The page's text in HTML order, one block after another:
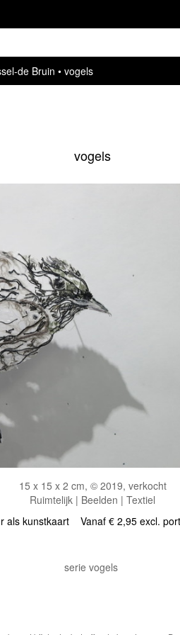
de Bruin
vogels
vogels
15 x 15 x 2 cm, © 2019, verkocht
Ruimtelijk | Beelden | Textiel
als kunstkaart Vanaf € 2,95 excl.
serie vogels